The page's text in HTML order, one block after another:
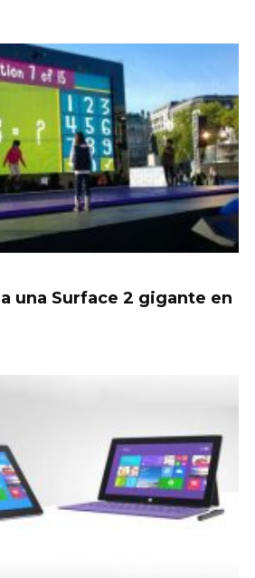
una Surface 2 gigante en